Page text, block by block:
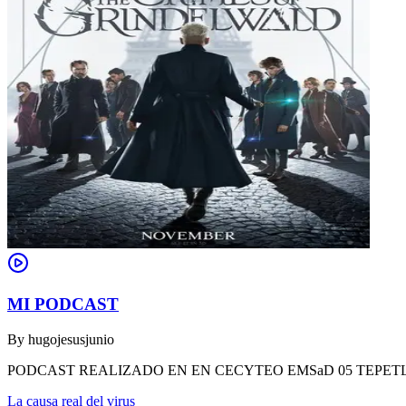
MI PODCAST
By hugojesusjunio
PODCAST REALIZADO EN EN CECYTEO EMSaD 05
La causa real del virus